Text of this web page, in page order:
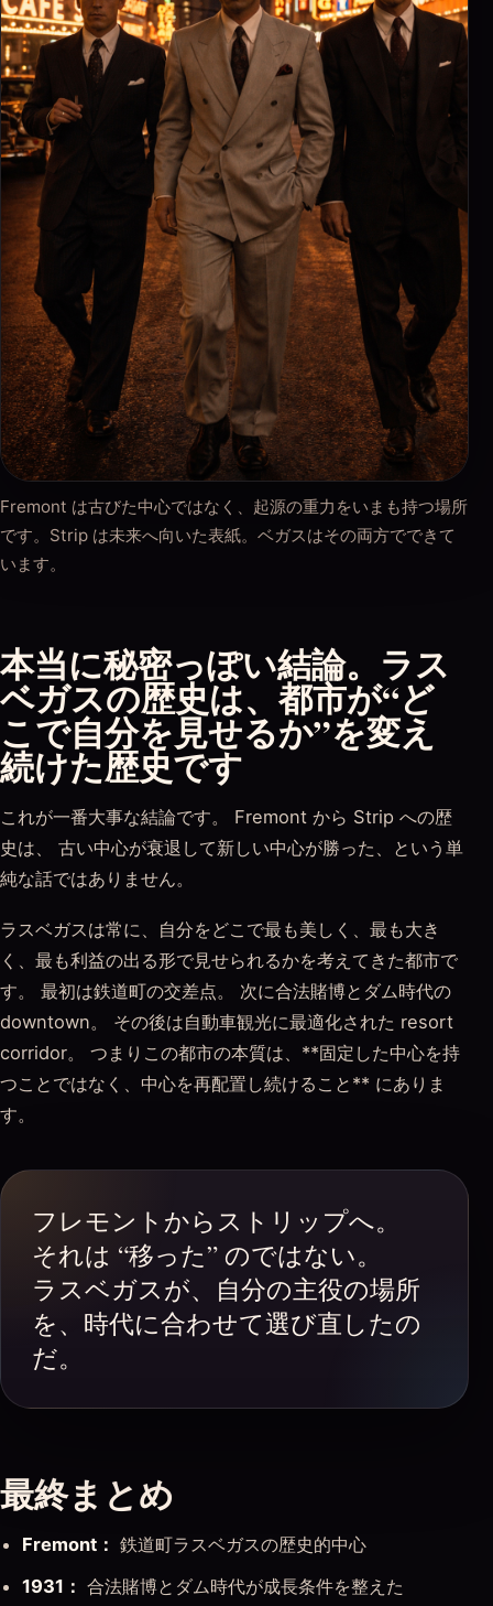
Fremont は古びた中心ではなく、起源の重力をいまも持つ場所
です。Strip は未来へ向いた表紙。ベガスはその両方でできて
います。
本当に秘密っぽい結論。ラス
ベガスの歴史は、都市が“ど
こで自分を見せるか”を変え
続けた歴史です
これが一番大事な結論です。 Fremont から Strip への歴
史は、 古い中心が衰退して新しい中心が勝った、という単
純な話ではありません。
ラスベガスは常に、自分をどこで最も美しく、最も大き
く、最も利益の出る形で見せられるかを考えてきた都市で
す。 最初は鉄道町の交差点。 次に合法賭博とダム時代の
downtown。 その後は自動車観光に最適化された resort
corridor。 つまりこの都市の本質は、**固定した中心を持
つことではなく、中心を再配置し続けること** にありま
す。
フレモントからストリップへ。
それは “移った” のではない。
ラスベガスが、自分の主役の場所
を、時代に合わせて選び直したの
だ。
最終まとめ
Fremont： 鉄道町ラスベガスの歴史的中心
1931： 合法賭博とダム時代が成長条件を整えた